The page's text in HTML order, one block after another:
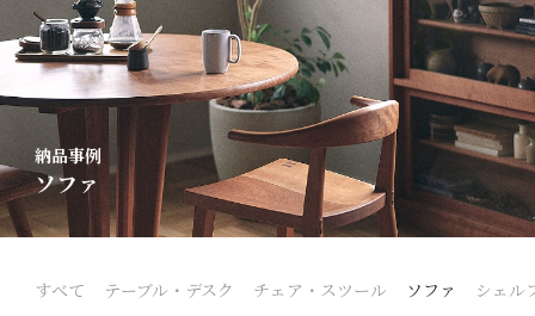
納品事例
ソファ
すべて テーブル・デスク チェア・スツール ソファ シェル